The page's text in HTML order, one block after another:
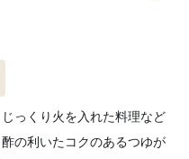
っくり火を入れた料理など
の利いたコクのあるつゆが